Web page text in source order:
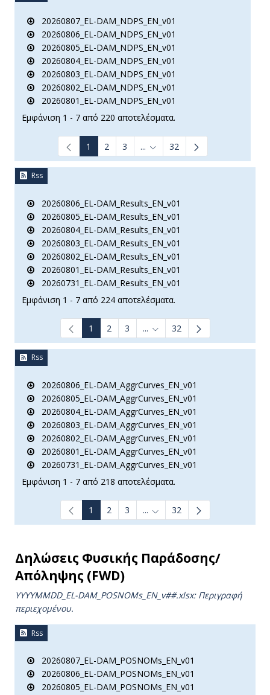
20260807_EL-DAM_NDPS_EN_v01
20260806_EL-DAM_NDPS_EN_v01
20260805_EL-DAM_NDPS_EN_v01
20260804_EL-DAM_NDPS_EN_v01
20260803_EL-DAM_NDPS_EN_v01
20260802_EL-DAM_NDPS_EN_v01
20260801_EL-DAM_NDPS_EN_v01
Εμφάνιση 1 - 7 από 220 αποτελέσματα.
1 2 3 ... Ενδιάμεσες σελίδες Use TAB
32
Rss
20260806_EL-DAM_Results_EN_v01
20260805_EL-DAM_Results_EN_v01
20260804_EL-DAM_Results_EN_v01
20260803_EL-DAM_Results_EN_v01
20260802_EL-DAM_Results_EN_v01
20260801_EL-DAM_Results_EN_v01
20260731_EL-DAM_Results_EN_v01
Εμφάνιση 1 - 7 από 224 αποτελέσματα.
1 2 3 ... Ενδιάμεσες σελίδες Use
32
Rss
20260806_EL-DAM_AggrCurves_EN_v01
20260805_EL-DAM_AggrCurves_EN_v01
20260804_EL-DAM_AggrCurves_EN_v01
20260803_EL-DAM_AggrCurves_EN_v01
20260802_EL-DAM_AggrCurves_EN_v01
20260801_EL-DAM_AggrCurves_EN_v01
20260731_EL-DAM_AggrCurves_EN_v01
Εμφάνιση 1 - 7 από 218 αποτελέσματα.
1 2 3 ... Ενδιάμεσες σελίδες Use
32
Δηλώσεις Φυσικής Παράδοσης/
Απόληψης (FWD)
YYYYMMDD_EL-DAM_POSNOMs_ΕΝ_v##.xlsx: Περιγραφή
περιεχομένου.
Rss
20260807_EL-DAM_POSNOMs_EN_v01
20260806_EL-DAM_POSNOMs_EN_v01
20260805_EL-DAM_POSNOMs_EN_v01